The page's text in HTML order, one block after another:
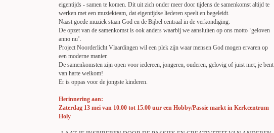
eigentijds - samen te komen. Dit uit zich onder meer door tijdens de samenkomst altijd te
werken met een muziekteam, dat eigentijdse liederen speelt en begeleidt.
Naast goede muziek staan God en de Bijbel centraal in de verkondiging.
De opzet van de samenkomst is ook anders waarbij we aansluiten op ons motto ‘geloven
anno nu’.
Project Noorderlicht Vlaardingen wil een plek zijn waar mensen God mogen ervaren op
een moderne manier.
De samenkomsten zijn open voor iedereen, jongeren, ouderen, gelovig of juist niet; je bent
van harte welkom!
Er is oppas voor de jongste kinderen.
Herinnering aan:
Zaterdag 13 mei van 10.00 tot 15.00 uur een Hobby/Passie markt in Kerkcentrum
Holy